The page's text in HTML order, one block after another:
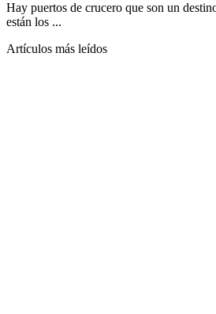
Hay puertos de crucero que son un
están los ...
Artículos más leídos